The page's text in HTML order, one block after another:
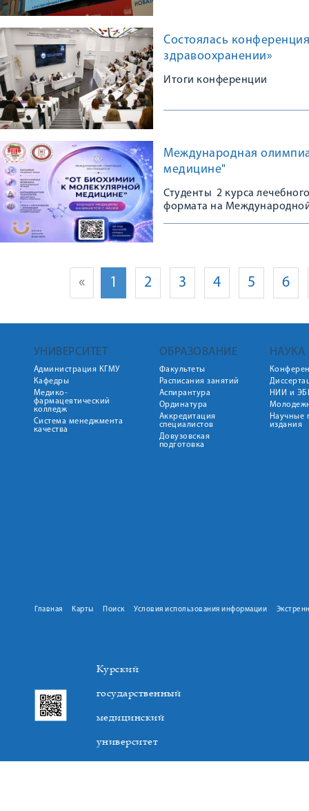
Состоялась
здравоохранении»
Итоги конференции
Международная
медицине"
Студенты 2 курса
формата на
« 1 2 3 4 5 6
УНИВЕРСИТЕТ
Администрация КГМУ
Кафедры
Медико-
фармацевтический
колледж
Система менеджмента
качества
ОБРАЗОВАНИЕ
Факультеты
Расписания занятий
Аспирантура
Ординатура
Аккредитация
специалистов
Довузовская
подготовка
НАУКА
НИИ и
Научные
издания
Главная Карты Поиск Условия использования информации
Курский
государственный
медицинский
университет